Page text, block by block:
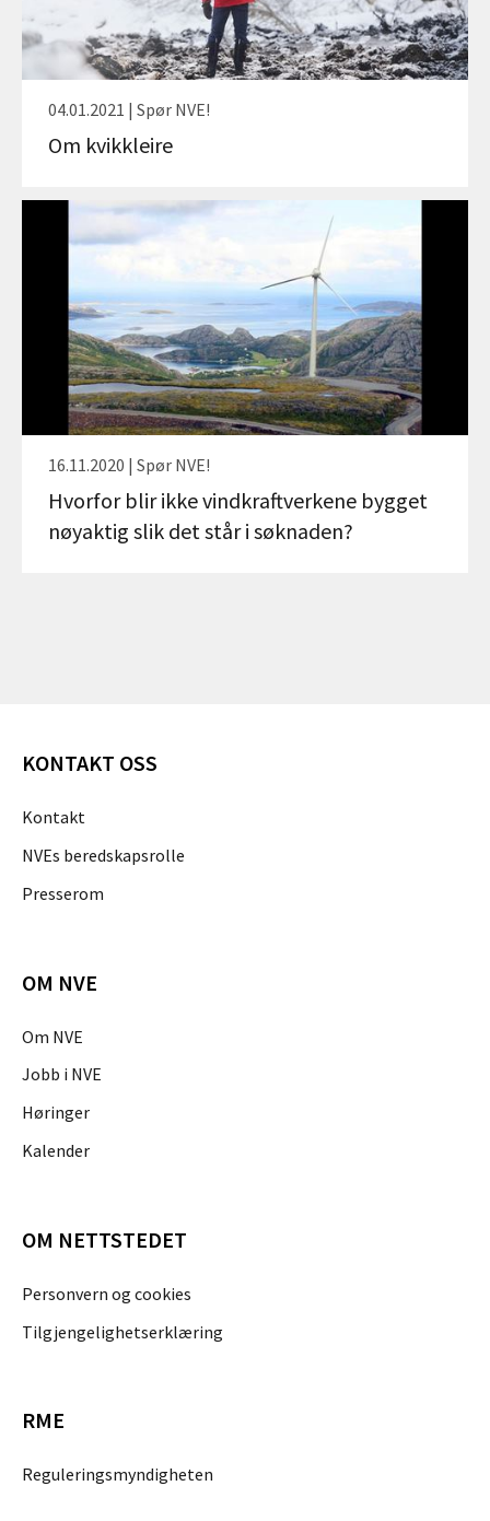
04.01.2021 | Spør NVE!
Om kvikkleire
16.11.2020 | Spør NVE!
Hvorfor blir ikke vindkraftverkene bygget
nøyaktig slik det står i søknaden?
KONTAKT OSS
Kontakt
NVEs beredskapsrolle
Presserom
OM NVE
Om NVE
Jobb i NVE
Høringer
Kalender
OM NETTSTEDET
Personvern og cookies
Tilgjengelighetserklæring
RME
Reguleringsmyndigheten